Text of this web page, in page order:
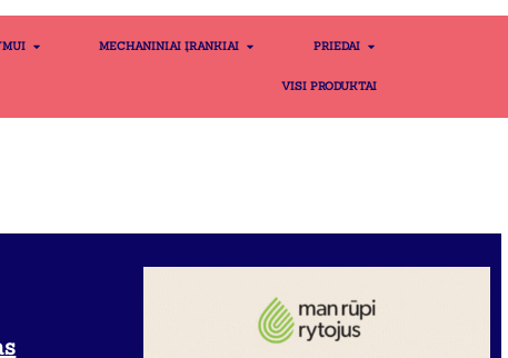
MECHANINIAI ĮRANKIAI PRIEDAI
VISI PRODUKTAI